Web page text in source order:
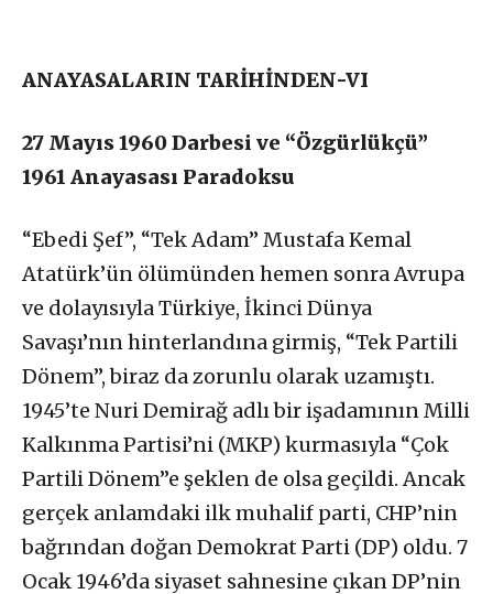
ANAYASALARIN TARİHİNDEN-VI
27 Mayıs 1960 Darbesi ve “Özgürlükçü”
1961 Anayasası Paradoksu
“Ebedi Şef”, “Tek Adam” Mustafa Kemal
Atatürk’ün ölümünden hemen sonra Avrupa
ve dolayısıyla Türkiye, İkinci Dünya
Savaşı’nın hinterlandına girmiş, “Tek Partili
Dönem”, biraz da zorunlu olarak uzamıştı.
1945’te Nuri Demirağ adlı bir işadamının Milli
Kalkınma Partisi’ni (MKP) kurmasıyla “Çok
Partili Dönem”e şeklen de olsa geçildi. Ancak
gerçek anlamdaki ilk muhalif parti, CHP’nin
bağrından doğan Demokrat Parti (DP) oldu. 7
Ocak 1946’da siyaset sahnesine çıkan DP’nin